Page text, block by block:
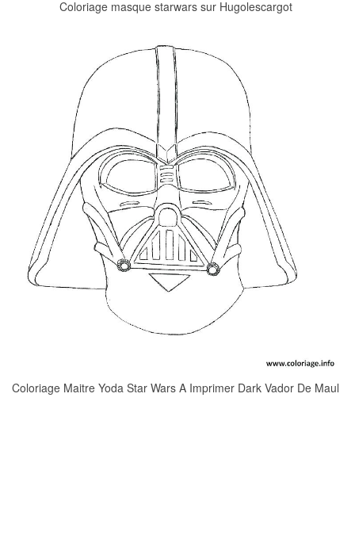
Coloriage masque starwars sur Hugolescargot
Coloriage Maitre Yoda Star Wars A Imprimer Dark Vador De Maul